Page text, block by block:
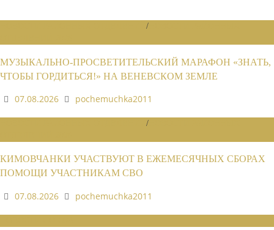
/
МУЗЫКАЛЬНО-ПРОСВЕТИТЕЛЬСКИЙ МАРАФОН «ЗНАТЬ,
ЧТОБЫ ГОРДИТЬСЯ!» НА ВЕНЕВСКОМ ЗЕМЛЕ
07.08.2026
pochemuchka2011
/
КИМОВЧАНКИ УЧАСТВУЮТ В ЕЖЕМЕСЯЧНЫХ СБОРАХ
ПОМОЩИ УЧАСТНИКАМ СВО
07.08.2026
pochemuchka2011